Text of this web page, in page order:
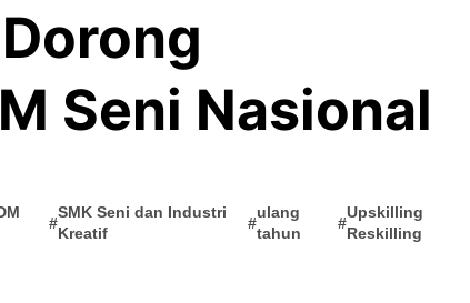
Seni Nasional
#
SMK Seni dan Industri
Kreatif
#
ulang
tahun
#
Upskilling
Reskilling